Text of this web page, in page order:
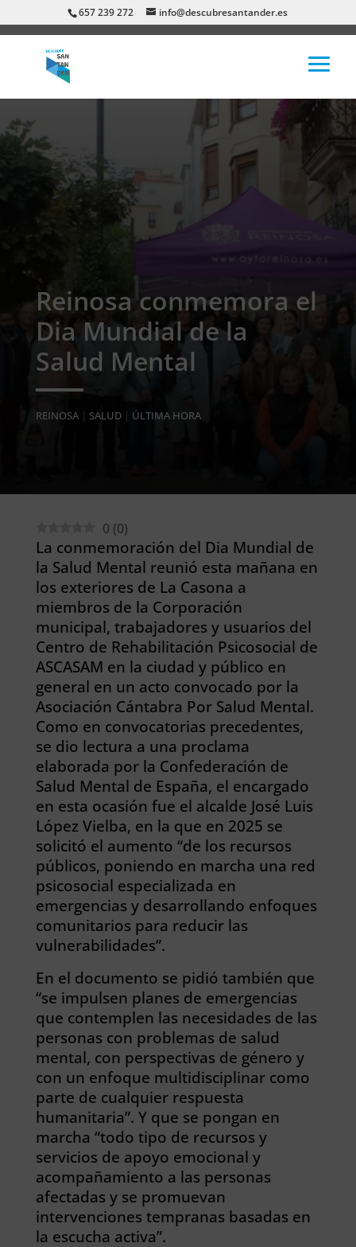
657 239 272 info@descubresantander.es
Reinosa conmemora el
Dia Mundial de la
Salud Mental
REINOSA| SALUD| ÚLTIMA HORA
0 (0)
La conmemoración del Dia Mundial de
la Salud Mental reunió esta mañana en
los exteriores de La Casona a
miembros de la Corporación
municipal, trabajadores y usuarios del
Centro de Rehabilitación Psicosocial de
ASCASAM en la ciudad y público en
general en un acto convocado por la
Asociación Cántabra Por Salud Mental.
Como en convocatorias precedentes,
se dio lectura a una proclama
elaborada por la Confederación de
Salud Mental de España, el encargado
en esta ocasión fue el alcalde José Luis
López Vielba, en la que en 2025 se
solicitó el aumento “de los recursos
públicos, poniendo en marcha una red
psicosocial especializada en
emergencias y desarrollando enfoques
comunitarios para reducir las
vulnerabilidades”.
En el documento se pidió también que
“se impulsen planes de emergencias
que contemplen las necesidades de las
personas con problemas de salud
mental, con perspectivas de género y
con un enfoque multidisciplinar como
parte de cualquier respuesta
humanitaria”. Y que se pongan en
marcha “todo tipo de recursos y
servicios de apoyo emocional y
acompañamiento a las personas
afectadas y se promuevan
intervenciones tempranas basadas en
la escucha activa”.